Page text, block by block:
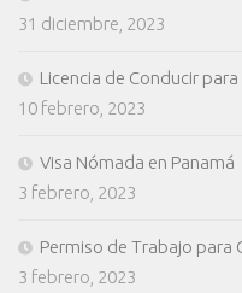
31 diciembre, 2023
Licencia de Conducir
10 febrero, 2023
Visa Nómada en Panamá
3 febrero, 2023
Permiso de Trabajo para
3 febrero, 2023